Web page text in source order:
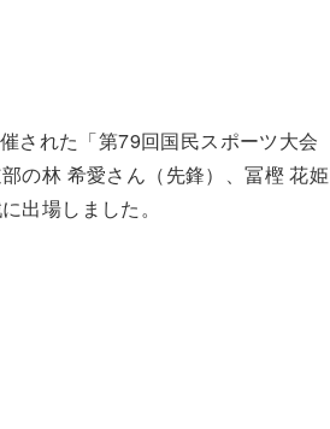
された「第79回国民スポーツ大会
の林 希愛さん（先鋒）、冨樫 花姫
出場しました。